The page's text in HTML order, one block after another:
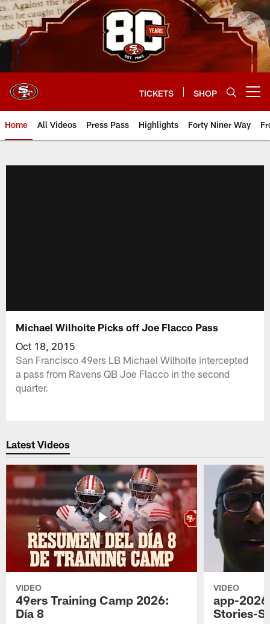
Skip
to
main
content
TICKETS SHOP
Home All Videos Press Pass Highlights Forty Niner Way
Michael Wilhoite Picks off Joe Flacco Pass
Oct 18, 2015
San Francisco 49ers LB Michael Wilhoite intercepted
a pass from Ravens QB Joe Flacco in the second
quarter.
Latest Videos
VIDEO
49ers Training Camp 2026:
Día 8
VIDEO
app-
Stories-